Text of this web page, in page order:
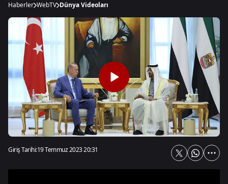
Haberler WebTV Dünya Videoları
Giriş Tarihi:19 Temmuz 2023 20:31